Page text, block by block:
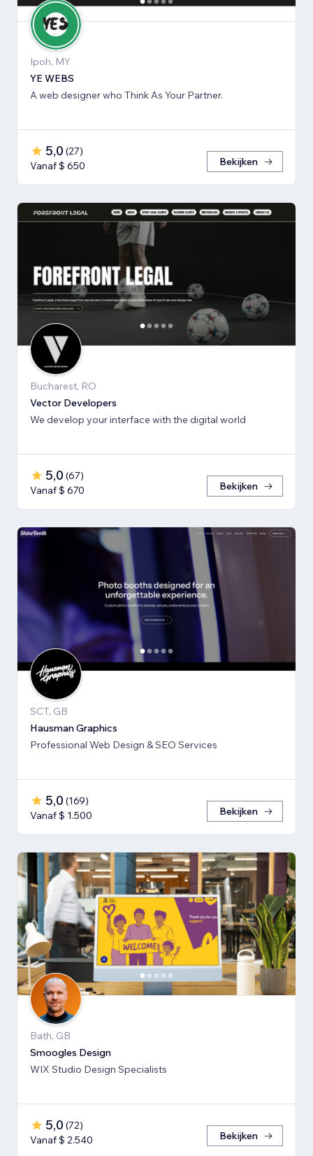
Ipoh, MY
YE WEBS
A web designer who Think As Your Partner.
5,0 (27)
Vanaf $ 650
Bekijken
Bucharest, RO
Vector Developers
We develop your interface with the digital world
5,0 (67)
Vanaf $ 670
Bekijken
SCT, GB
Hausman Graphics
Professional Web Design & SEO Services
5,0 (169)
Vanaf $ 1.500
Bekijken
Bath, GB
Smoogles Design
WIX Studio Design Specialists
5,0 (72)
Vanaf $ 2.540
Bekijken